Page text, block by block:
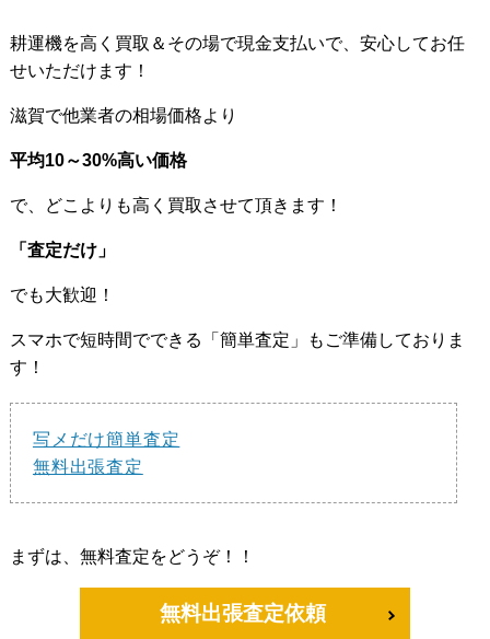
耕運機を高く買取＆その場で現金支払いで、安心してお任
せいただけます！
滋賀で他業者の相場価格より
平均10～30%高い価格
で、どこよりも高く買取させて頂きます！
「査定だけ」
でも大歓迎！
スマホで短時間でできる「簡単査定」もご準備しておりま
す！
写メだけ簡単査定
無料出張査定
まずは、無料査定をどうぞ！！
無料出張査定依頼